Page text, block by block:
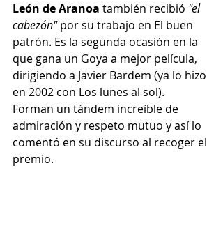
León de Aranoa también recibió "el
cabezón" por su trabajo en El buen
patrón. Es la segunda ocasión en la
que gana un Goya a mejor película,
dirigiendo a Javier Bardem (ya lo hizo
en 2002 con Los lunes al sol).
Forman un tándem increíble de
admiración y respeto mutuo y así lo
comentó en su discurso al recoger el
premio.